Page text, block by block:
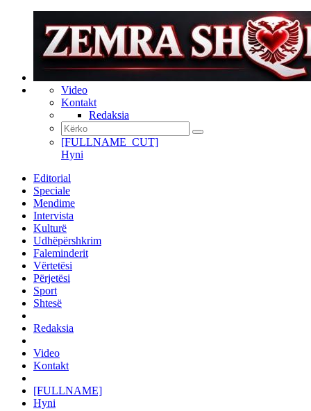
Video
Kontakt
Redaksia
[FULLNAME_CUT]
Hyni
Editorial
Speciale
Mendime
Intervista
Kulturë
Udhëpërshkrim
Faleminderit
Vërtetësi
Përjetësi
Sport
Shtesë
Redaksia
Video
Kontakt
[FULLNAME]
Hyni